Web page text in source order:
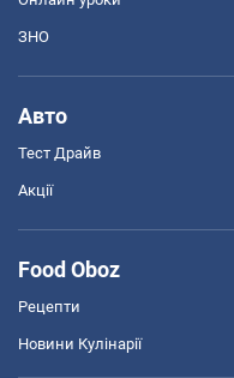
ЗНО
Авто
Тест Драйв
Акції
Food Oboz
Рецепти
Новини Кулінарії